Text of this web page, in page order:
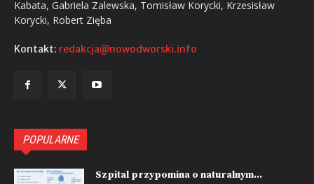
Kabata, Gabriela Zalewska, Tomisław Korycki, Krzesisław
Korycki, Robert Zięba
Kontakt: redakcja@nowodworski.info
POPULARNE
Szpital przypomina o naturalnym...